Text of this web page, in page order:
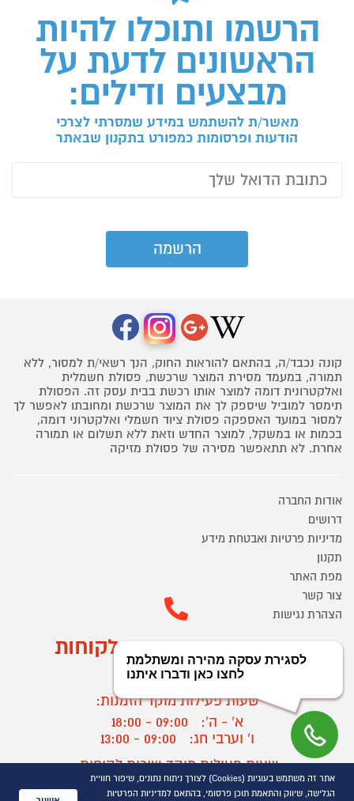
הרשמו ותוכלו להיות
הראשונים לדעת על
מבצעים ודילים:
מאשר/ת להשתמש במידע שמסרתי לצרכי
הודעות ופרסומות כמפורט בתקנון שבאתר
קונה נכבד/ה, בהתאם להוראות החוק, הנך רשאי/ת למסור, ללא
תמורה, במעמד מסירת המוצר שרכשת, פסולת חשמלית
ואלקטרונית דומה למוצר אותו רכשת בבית עסק זה. הפסולת
תימסר למוביל שיספק לך את המוצר שרכשת ומחובתו לאפשר לך
למסור במועד האספקה פסולת ציוד חשמלי ואלקטרוני דומה,
בכמות או במשקל, למוצר החדש וזאת ללא תשלום או תמורה
אחרת. לא תתאפשר מסירה של פסולת מזיקה
אודות החברה
דרושים
מדיניות פרטיות ואבטחת מידע
תקנון
מפת האתר
צור קשר
הצהרת נגישות
מוקד הזמנות ושירות לקוחות
03-9545370
שעות פעילות מוקד הזמנות:
א' - ה':
09:00 - 18:00
ו' וערבי חג:
09:00 - 13:00
שעות פעילות מוקד שירות לקוחות:
א' - ד':
09:00 - 16:30
אתר זה משתמש בעוגיות (Cookies) לצורך ניתוח נתונים, שיפור חוויית
הגלישה, שיווק והתאמת תוכן פרסומי, בהתאם למדיניות הפרטיות